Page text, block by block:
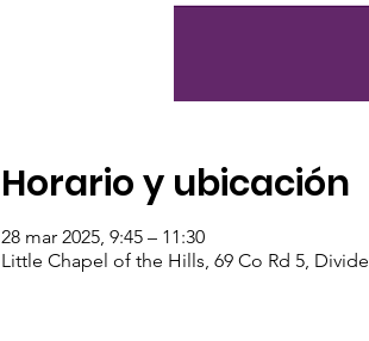
Horario y ubicación
28 mar 2025, 9:45 – 11:30
Little Chapel of the Hills, 69 Co Rd 5,